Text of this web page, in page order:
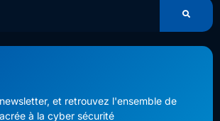
et retrouvez l'ensemble de
à la cyber sécurité